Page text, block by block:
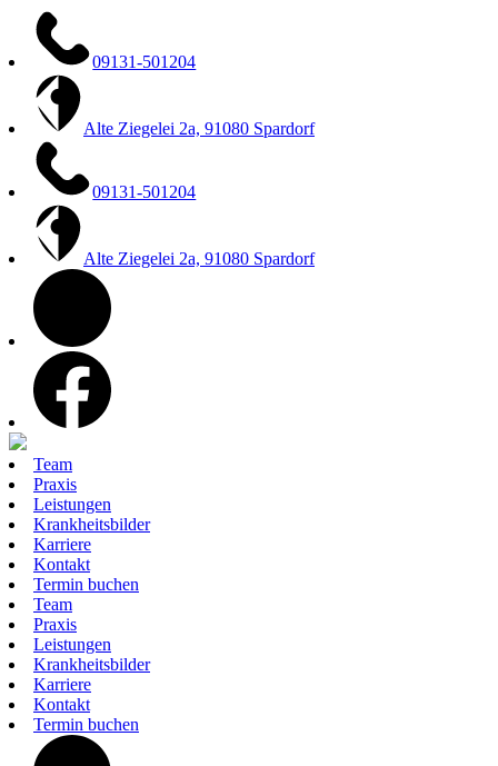
Zum
Inhalt
springen
09131-501204
Alte Ziegelei 2a, 91080 Spardorf
09131-501204
Alte Ziegelei 2a, 91080 Spardorf
instagram
facebook
Team
Praxis
Leistungen
Krankheitsbilder
Karriere
Kontakt
Termin buchen
Team
Praxis
Leistungen
Krankheitsbilder
Karriere
Kontakt
Termin buchen
instagram